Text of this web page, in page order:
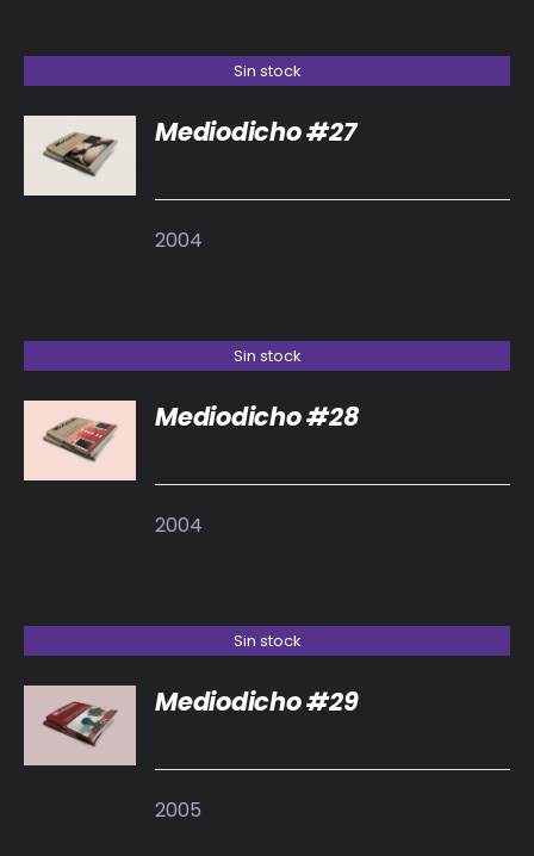
Sin stock
DETALLES
Mediodicho #27
2004
Sin stock
DETALLES
Mediodicho #28
2004
Sin stock
DETALLES
Mediodicho #29
2005